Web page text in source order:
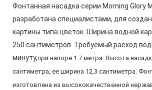
Фонтанная насадка серии Morning Glory
разработана специалистами, для
картины типа цветок. Ширина водной
250 сантиметров. Требуемый расход
минуту,при напоре 1.7 метра. Высота
сантиметра, ее ширина 12,3 сантиметра.
изготовлена из высококачественной